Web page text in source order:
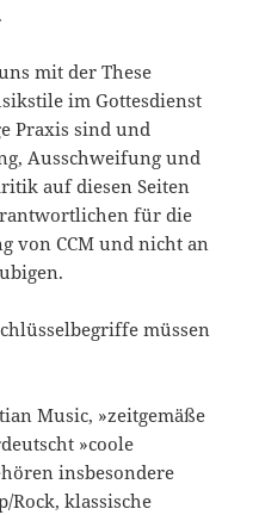
mit der These
im Gottesdienst
Praxis sind und
Ausschweifung und
auf diesen Seiten
für die
von CCM und nicht an
müssen
Music, »zeitgemäße
»coole
insbesondere
Rock, klassische